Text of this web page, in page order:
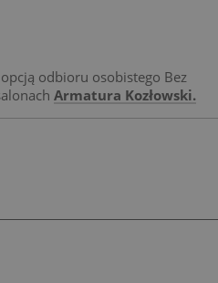
odbioru osobistego Bez
Armatura Kozłowski.